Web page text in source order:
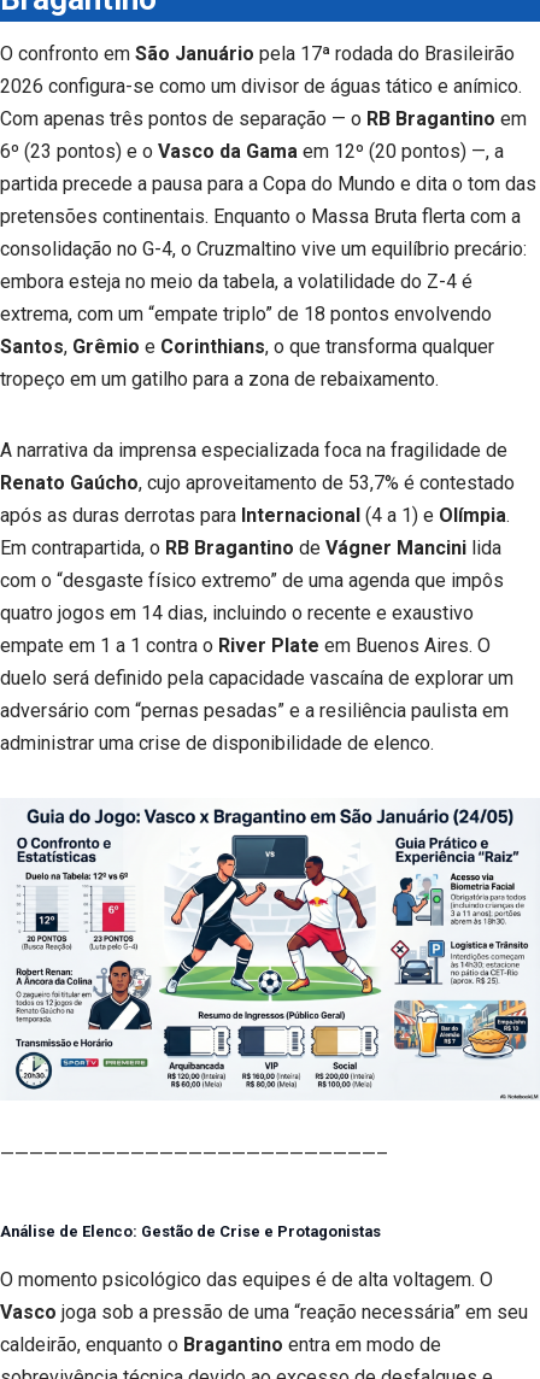
O confronto em São Januário pela 17ª rodada do Brasileirão
2026 configura-se como um divisor de águas tático e anímico.
Com apenas três pontos de separação — o RB Bragantino em
6º (23 pontos) e o Vasco da Gama em 12º (20 pontos) —, a
partida precede a pausa para a Copa do Mundo e dita o tom das
pretensões continentais. Enquanto o Massa Bruta flerta com a
consolidação no G-4, o Cruzmaltino vive um equilíbrio precário:
embora esteja no meio da tabela, a volatilidade do Z-4 é
extrema, com um “empate triplo” de 18 pontos envolvendo
Santos, Grêmio e Corinthians, o que transforma qualquer
tropeço em um gatilho para a zona de rebaixamento.
A narrativa da imprensa especializada foca na fragilidade de
Renato Gaúcho, cujo aproveitamento de 53,7% é contestado
após as duras derrotas para Internacional (4 a 1) e Olímpia.
Em contrapartida, o RB Bragantino de Vágner Mancini lida
com o “desgaste físico extremo” de uma agenda que impôs
quatro jogos em 14 dias, incluindo o recente e exaustivo
empate em 1 a 1 contra o River Plate em Buenos Aires. O
duelo será definido pela capacidade vascaína de explorar um
adversário com “pernas pesadas” e a resiliência paulista em
administrar uma crise de disponibilidade de elenco.
——————————————————————————–
Análise de Elenco: Gestão de Crise e Protagonistas
O momento psicológico das equipes é de alta voltagem. O
Vasco joga sob a pressão de uma “reação necessária” em seu
caldeirão, enquanto o Bragantino entra em modo de